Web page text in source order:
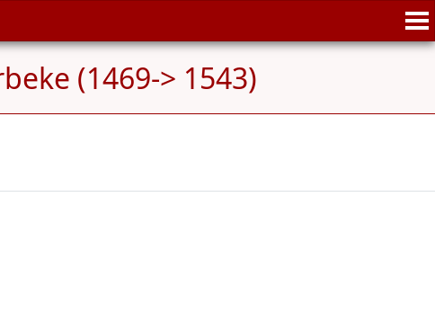
(1469-> 1543)